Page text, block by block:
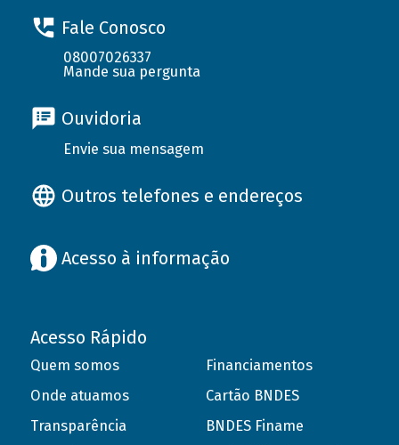
Fale Conosco
08007026337
Mande sua pergunta
Ouvidoria
Envie sua mensagem
Outros telefones e endereços
Acesso à informação
Acesso Rápido
Quem somos
Onde atuamos
Transparência
Financiamentos
Cartão BNDES
BNDES Finame